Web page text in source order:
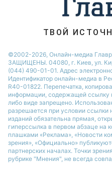
ТВОЙ
©2002-2026, Онлайн-медиа
ЗАЩИЩЕНЫ. 04080, г. Киев, ул.
(044) 490-01-01. Адрес
Идентификатор онлайн-медиа в
R40-01822. Перепечатка,
информации, содержащей ссылку
либо виде запрещено.
разрешается при условии ссылки
изданий обязательна прямая,
гиперссылка в первом абзаце на
плашками «Реклама», «Новости
зрения», «Официально»
партнерских началах. Точки
рубрике "Мнения", не всегда